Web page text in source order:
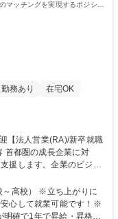
マッチングを実現するポジショ
務あり
在宅OK
援します。企業のビジネ
のマッチングを実現する
ネスモデル、事業戦略、
在住の学生を対象とし
～高校） ※立ち上がりに
心して就業可能です！※